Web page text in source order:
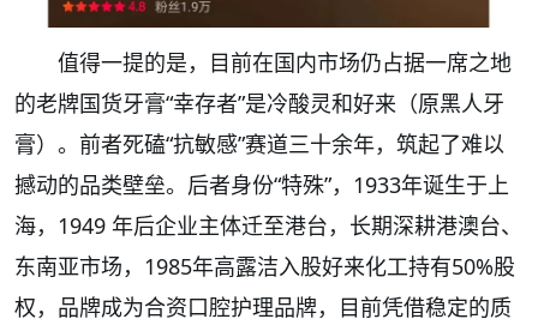
值得一提的是，目前在国内市场仍占据一席之地
的老牌国货牙膏“幸存者”是冷酸灵和好来（原黑人牙
膏）。前者死磕“抗敏感”赛道三十余年，筑起了难以
撼动的品类壁垒。后者身份“特殊”，1933年诞生于上
海，1949 年后企业主体迁至港台，长期深耕港澳台、
东南亚市场，1985年高露洁入股好来化工持有50%股
权，品牌成为合资口腔护理品牌，目前凭借稳定的质